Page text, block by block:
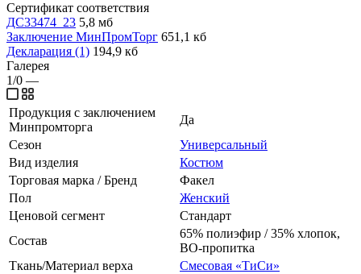
Сертификат соответствия
ДС33474_23 5,8 мб
Заключение МинПромТорг 651,1 кб
Декларация (1) 194,9 кб
Галерея
1/0 —
Продукция с заключением
Минпромторга
Да
Сезон
Универсальный
Вид изделия
Костюм
Торговая марка / Бренд
Факел
Пол
Женский
Ценовой сегмент
Стандарт
Состав
65% полиэфир / 35% хлопок,
ВО-пропитка
Ткань/Материал верха
Смесовая «ТиСи»